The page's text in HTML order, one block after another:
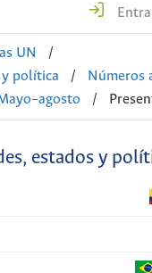
UN
/
y política
/
Números
/
estados y